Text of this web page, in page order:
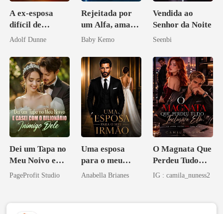
A ex-esposa
difícil de
reconquistar
Adolf Dunne
Rejeitada por
um Alfa, amada
por um
Baby Kemo
Vendida ao
Senhor da Noite
Seenbi
Dei um Tapa no
Meu Noivo e
Casei com o
PageProfit Studio
Uma esposa
para o meu
irmão
Anabella Brianes
O Magnata Que
Perdeu Tudo
Inclusive Ela
IG : camila_nuness2